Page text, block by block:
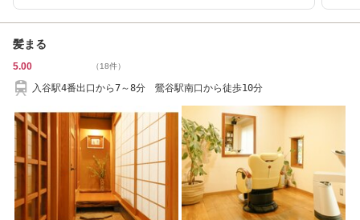
髪まる
5.00 （18件）
入谷駅4番出口から7～8分 鶯谷駅南口から徒歩10分